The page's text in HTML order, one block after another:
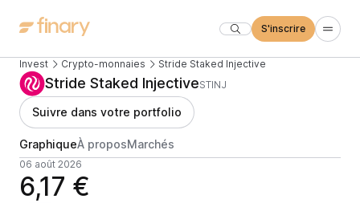
S'inscrire
Invest Crypto-monnaies Stride Staked Injective
Stride Staked InjectiveSTINJ
Suivre dans votre portfolio
GraphiqueÀ proposMarchés
06 août 2026
6,17 €